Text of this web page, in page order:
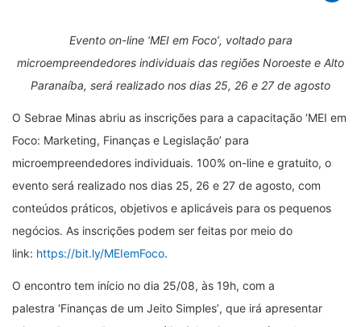
Evento on-line ‘MEI em Foco’, voltado para
microempreendedores individuais das regiões Noroeste e Alto
Paranaíba, será realizado nos dias 25, 26 e 27 de agosto
O Sebrae Minas abriu as inscrições para a capacitação ‘MEI em
Foco: Marketing, Finanças e Legislação’ para
microempreendedores individuais. 100% on-line e gratuito, o
evento será realizado nos dias 25, 26 e 27 de agosto, com
conteúdos práticos, objetivos e aplicáveis para os pequenos
negócios. As inscrições podem ser feitas por meio do
link: https://bit.ly/MEIemFoco.
O encontro tem início no dia 25/08, às 19h, com a
palestra ‘Finanças de um Jeito Simples’, que irá apresentar